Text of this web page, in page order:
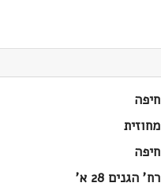
חיפה
מחוזית
חיפה
רח' הגנים 28 א'